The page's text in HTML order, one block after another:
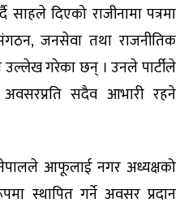
दिएको राजीनामा पत्रमा
जनसेवा तथा राजनीतिक
गरेका छन् । उनले पार्टीले
अवसरप्रति सदैव आभारी रहने
नेपालले आफूलाई नगर अध्यक्षको
स्थापित गर्ने अवसर प्रदान